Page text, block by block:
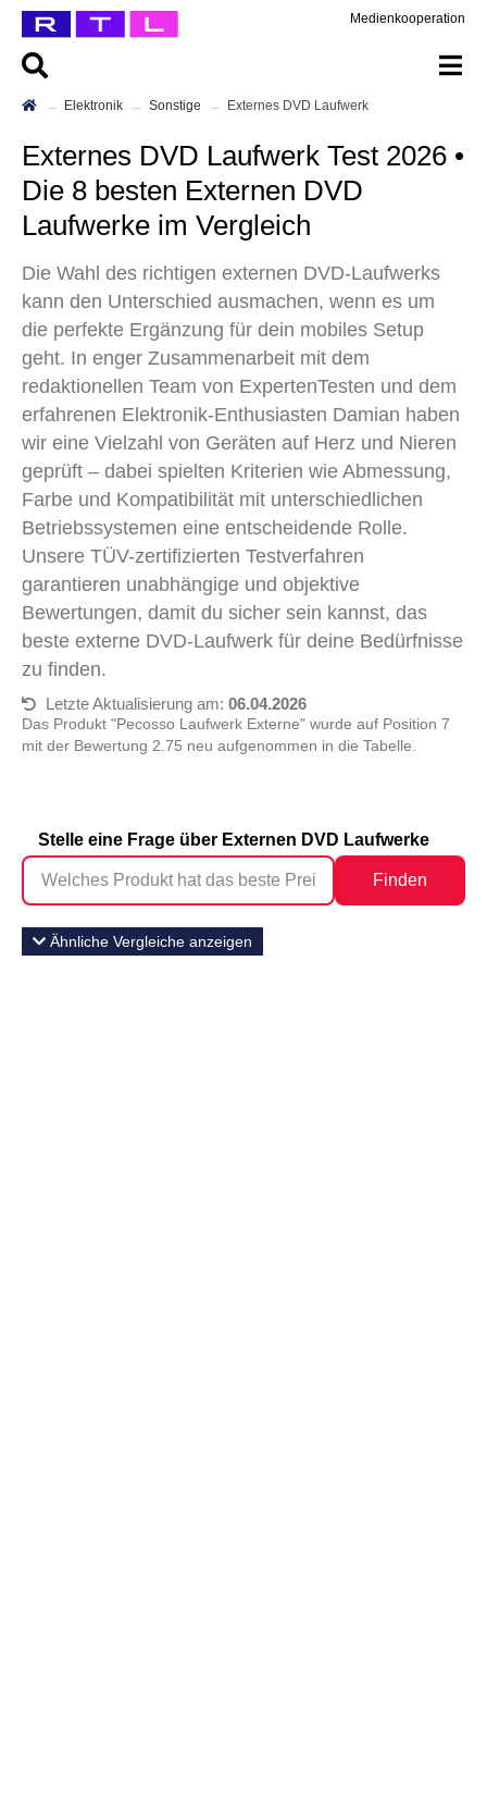
Medienkooperation
Elektronik Sonstige Externes DVD Laufwerk
Externes DVD Laufwerk Test 2026 •
Die 8 besten Externen DVD
Laufwerke im Vergleich
Die Wahl des richtigen externen DVD-Laufwerks
kann den Unterschied ausmachen, wenn es um
die perfekte Ergänzung für dein mobiles Setup
geht. In enger Zusammenarbeit mit dem
redaktionellen Team von ExpertenTesten und dem
erfahrenen Elektronik-Enthusiasten Damian haben
wir eine Vielzahl von Geräten auf Herz und Nieren
geprüft – dabei spielten Kriterien wie Abmessung,
Farbe und Kompatibilität mit unterschiedlichen
Betriebssystemen eine entscheidende Rolle.
Unsere TÜV-zertifizierten Testverfahren
garantieren unabhängige und objektive
Bewertungen, damit du sicher sein kannst, das
beste externe DVD-Laufwerk für deine Bedürfnisse
zu finden.
Letzte Aktualisierung am: 06.04.2026
Das Produkt "Pecosso Laufwerk Externe" wurde auf Position 7
mit der Bewertung 2.75 neu aufgenommen in die Tabelle.
Stelle eine Frage über Externen DVD Laufwerke
Finden
Ähnliche Vergleiche anzeigen